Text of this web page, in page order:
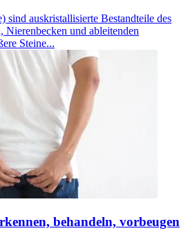
sind auskristallisierte Bestandteile des
und ableitenden
Steine...
behandeln, vorbeugen